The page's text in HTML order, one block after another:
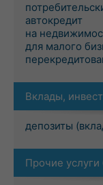
автокредит
на
для малого
Вклады,
депозиты
Прочие услуги